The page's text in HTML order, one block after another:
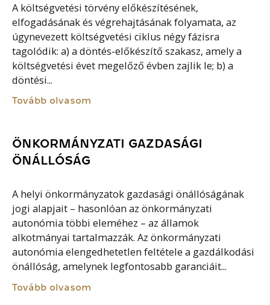
A költségvetési törvény előkészítésének,
elfogadásának és végrehajtásának folyamata, az
úgynevezett költségvetési ciklus négy fázisra
tagolódik: a) a döntés-előkészítő szakasz, amely a
költségvetési évet megelőző évben zajlik le; b) a
döntési...
Tovább olvasom
ÖNKORMÁNYZATI GAZDASÁGI
ÖNÁLLÓSÁG
A helyi önkormányzatok gazdasági önállóságának
jogi alapjait – hasonlóan az önkormányzati
autonómia többi eleméhez – az államok
alkotmányai tartalmazzák. Az önkormányzati
autonómia elengedhetetlen feltétele a gazdálkodási
önállóság, amelynek legfontosabb garanciáit...
Tovább olvasom